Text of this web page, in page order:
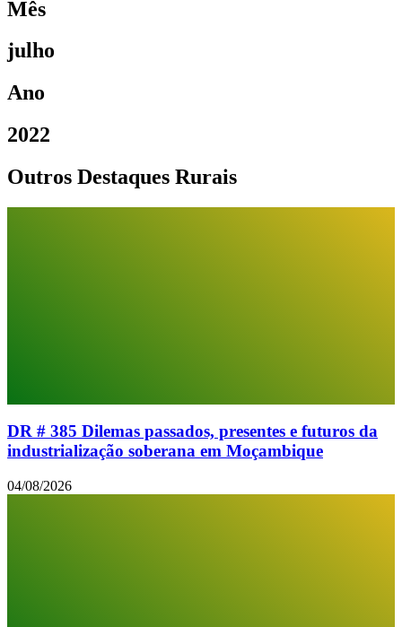
Mês
julho
Ano
2022
Outros Destaques Rurais
DR # 385 Dilemas passados, presentes e futuros da
industrialização soberana em Moçambique
04/08/2026